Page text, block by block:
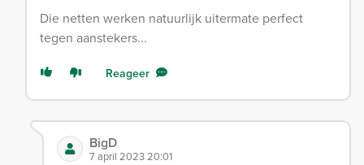
Die netten werken natuurlijk uitermate perfect
tegen aanstekers...
Reageer
BigD
7 april 2023 20:01